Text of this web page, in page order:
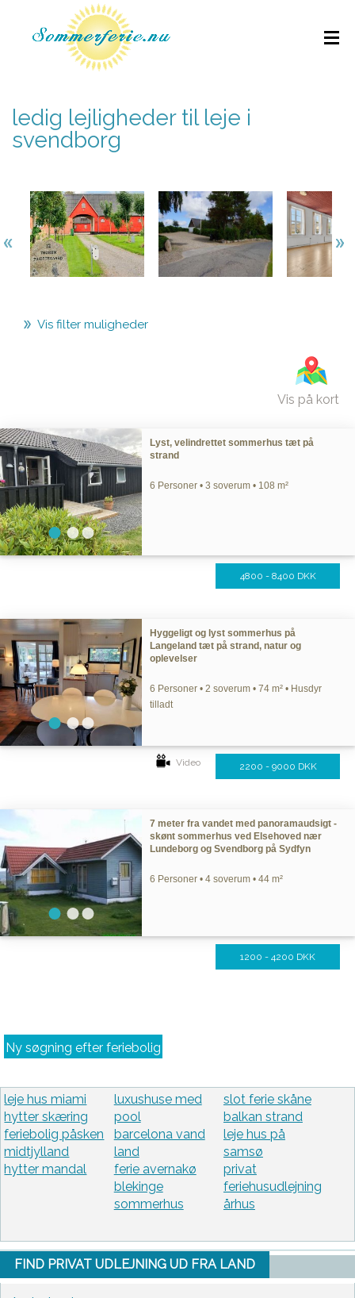
ledig lejligheder til leje i
svendborg
Vis filter muligheder
Vis på kort
Lyst, velindrettet sommerhus tæt på
strand
6 Personer • 3 soverum • 108 m²
4800 - 8400 DKK
Hyggeligt og lyst sommerhus på
Langeland tæt på strand, natur og
oplevelser
6 Personer • 2 soverum • 74 m² • Husdyr
tilladt
Video 2200 - 9000 DKK
7 meter fra vandet med panoramaudsigt -
skønt sommerhus ved Elsehoved nær
Lundeborg og Svendborg på Sydfyn
6 Personer • 4 soverum • 44 m²
1200 - 4200 DKK
Ny søgning efter feriebolig
leje hus miami
hytter skæring
feriebolig påsken
midtjylland
hytter mandal
luxushuse med
pool
barcelona vand
land
ferie avernakø
blekinge
sommerhus
slot ferie skåne
balkan strand
leje hus på
samsø
privat
feriehusudlejning
århus
FIND PRIVAT UDLEJNING UD FRA LAND